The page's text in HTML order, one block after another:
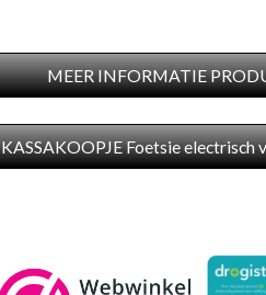
MEER INFORMATIE
KASSAKOOPJE Foetsie electrisch